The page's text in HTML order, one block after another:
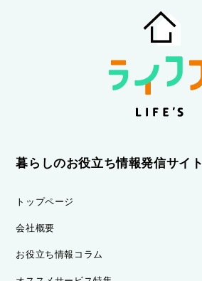
暮らしのお役立ち情報発信サイト
トップページ
会社概要
お役立ち情報コラム